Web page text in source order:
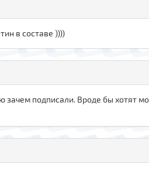
в составе ))))
подписали. Вроде бы хотят